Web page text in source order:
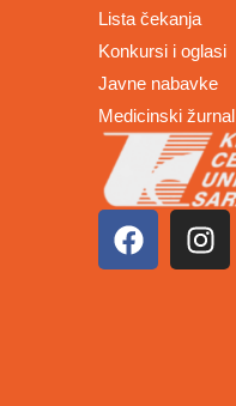
Lista čekanja
Konkursi i oglasi
Javne nabavke
Medicinski žurnal